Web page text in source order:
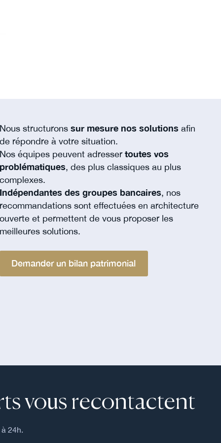
structurons sur mesure nos solutions afin
répondre à votre situation.
équipes peuvent adresser toutes vos
, des plus classiques au plus
des groupes bancaires, nos
sont effectuées en architecture
et permettent de vous proposer les
solutions.
Demander un bilan patrimonial
vous recontactent
24h.